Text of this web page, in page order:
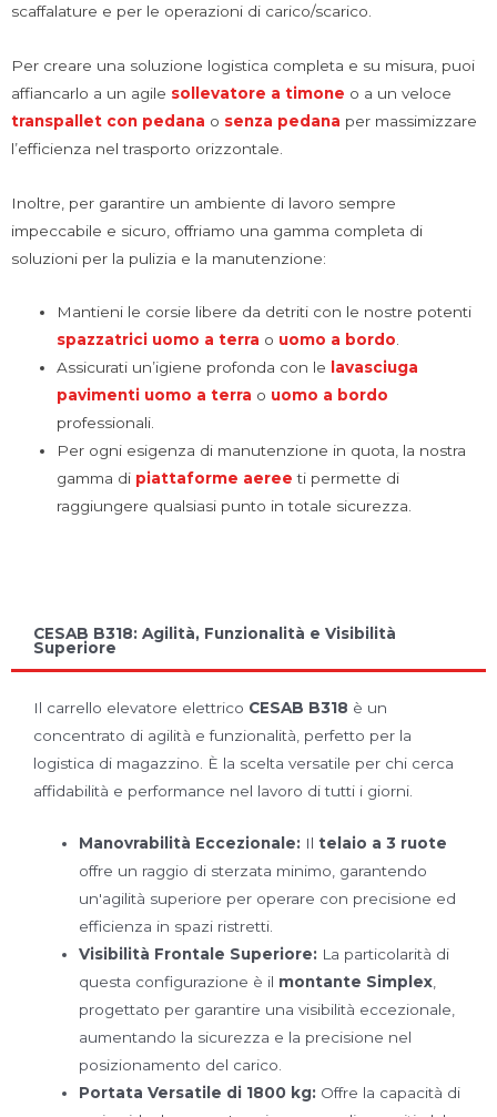
scaffalature e per le operazioni di carico/scarico.
Per creare una soluzione logistica completa e su misura, puoi
affiancarlo a un agile sollevatore a timone o a un veloce
transpallet con pedana o senza pedana per massimizzare
l’efficienza nel trasporto orizzontale.
Inoltre, per garantire un ambiente di lavoro sempre
impeccabile e sicuro, offriamo una gamma completa di
soluzioni per la pulizia e la manutenzione:
Mantieni le corsie libere da detriti con le nostre potenti
spazzatrici uomo a terra o uomo a bordo.
Assicurati un’igiene profonda con le
lavasciuga
pavimenti uomo a terra o uomo a bordo
professionali.
Per ogni esigenza di manutenzione in quota, la nostra
gamma di piattaforme aeree ti permette di
raggiungere qualsiasi punto in totale sicurezza.
CESAB B318: Agilità, Funzionalità e Visibilità
Superiore
Il carrello elevatore elettrico CESAB B318 è un
concentrato di agilità e funzionalità, perfetto per la
logistica di magazzino. È la scelta versatile per chi cerca
affidabilità e performance nel lavoro di tutti i giorni.
Manovrabilità Eccezionale: Iltelaio a 3 ruote
offre un raggio di sterzata minimo, garantendo
un'agilità superiore per operare con precisione ed
efficienza in spazi ristretti.
Visibilità Frontale Superiore: La particolarità di
questa configurazione è il montante Simplex
progettato per garantire una visibilità eccezionale,
aumentando la sicurezza e la precisione nel
posizionamento del carico.
Portata Versatile di 1800 kg: Offre la capacità di